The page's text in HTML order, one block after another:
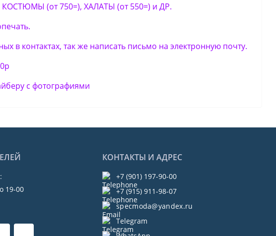
(от 750=), ХАЛАТЫ (от 550=) и ДР.
в контактах, так же написать письмо на электронную почту.
с фотографиями
19-00
КОНТАКТЫ И АДРЕС
+7 (901) 197-90-00
+7 (915) 911-98-07
specmoda@yandex.ru
Telegram